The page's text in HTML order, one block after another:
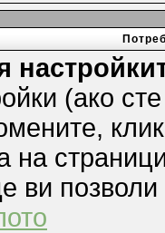
(ако
на
ви позволи